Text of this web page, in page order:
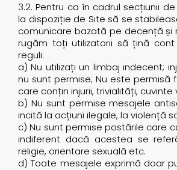
3.2. Pentru ca în cadrul secțiunii
la dispoziție de Site să se
comunicare bazată pe decență și
rugăm toți utilizatorii să țină
reguli:
a) Nu utilizați un limbaj indecent;
nu sunt permise; Nu este permisă
care conțin injurii, trivialități, cuvinte
b) Nu sunt permise mesajele
incită la acțiuni ilegale, la violență
c) Nu sunt permise postările care
indiferent dacă acestea se
religie, orientare sexuală etc.
d) Toate mesajele exprimă doar